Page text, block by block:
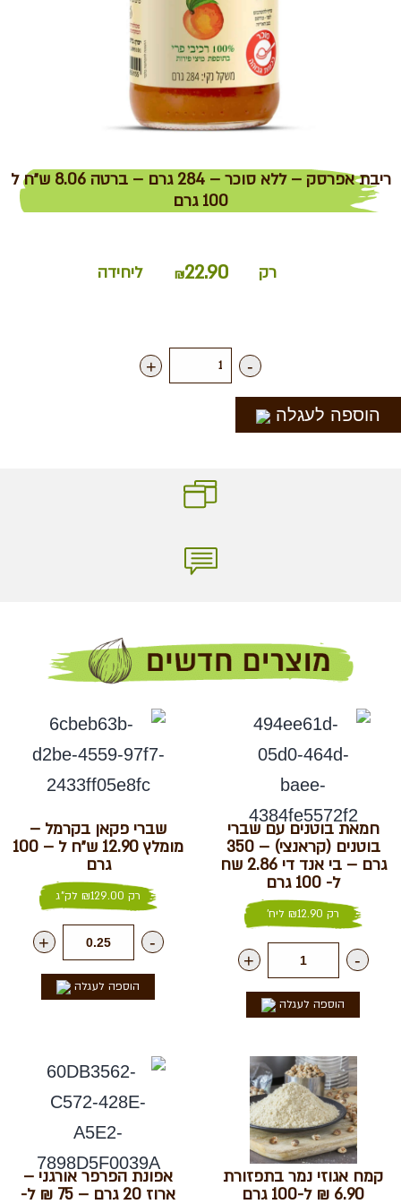
ריבת אפרסק – ללא סוכר – 284 גרם – ברטה 8.06 ש״ח ל
100 גרם
רק ₪22.90 ליחידה
-
+
הוספה לעגלה
חמאת בוטנים עם שברי
בוטנים (קראנצי) – 350
גרם – בי אנד די 2.86 שח
ל- 100 גרם
רק ₪12.90 ליח'
-
+
הוספה לעגלה
שברי פקאן בקרמל –
מומלץ 12.90 ש״ח ל – 100
גרם
רק ₪129.00 לק"ג
-
+
הוספה לעגלה
קמח אגוזי נמר בתפזורת
6.90 ₪ ל-100 גרם
אפונת הפרפר אורגני –
ארוז 20 גרם – 75 ₪ ל-